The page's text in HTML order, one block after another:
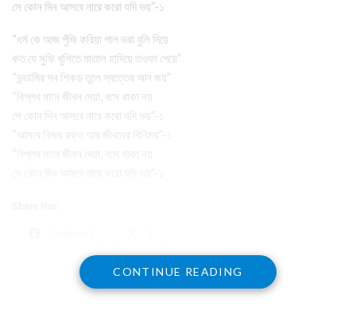
সে কোন দিন আসবে নারে করো যদি ভয়”-১
“ধর্ম কে আজ পুঁজি করিয়া গাল ভরা বুলি দিয়ে
কত যে সুফি খুশিতে মাতাল হাদিয়ে তওফা পেয়ে”
“ভন্ডামির সব শিকড় তুলে স্বত্তের আন জয়”
“বিপ্লব মানে জীবন দেয়া, বসে থাকা নয়
সে কোন দিন আসবে নারে করো যদি ভয়”-১
“আসবে বিজয় রক্ত আর জীবনের বিনিময়”-১
CONTINUE READING